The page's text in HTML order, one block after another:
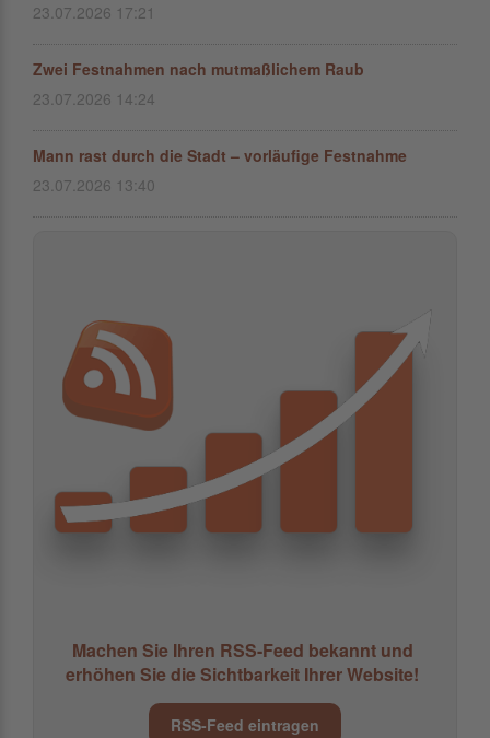
23.07.2026 17:21
Zwei Festnahmen nach mutmaßlichem Raub
23.07.2026 14:24
Mann rast durch die Stadt – vorläufige Festnahme
23.07.2026 13:40
Machen Sie Ihren RSS-Feed bekannt und
erhöhen Sie die Sichtbarkeit Ihrer Website!
RSS-Feed eintragen